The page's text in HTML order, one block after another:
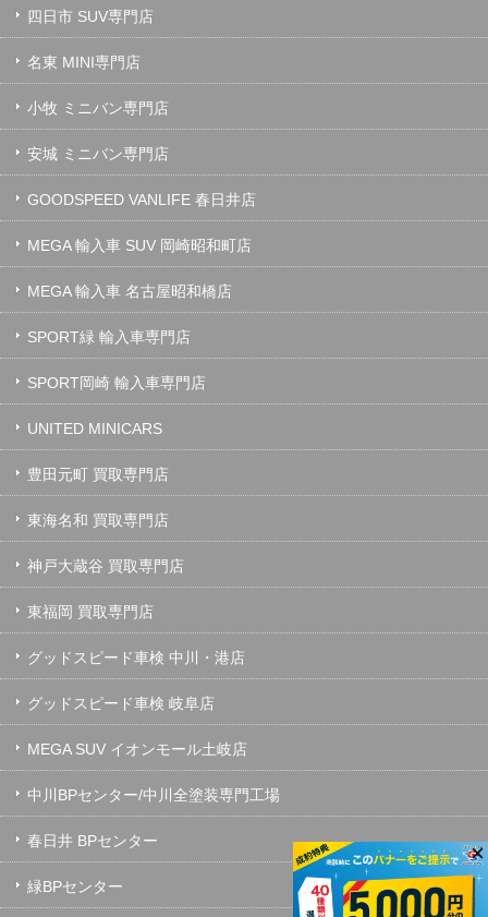
四日市 SUV専門店
名東 MINI専門店
小牧 ミニバン専門店
安城 ミニバン専門店
GOODSPEED VANLIFE 春日井店
MEGA 輸入車 SUV 岡崎昭和町店
MEGA 輸入車 名古屋昭和橋店
SPORT緑 輸入車専門店
SPORT岡崎 輸入車専門店
UNITED MINICARS
豊田元町 買取専門店
東海名和 買取専門店
神戸大蔵谷 買取専門店
東福岡 買取専門店
グッドスピード車検 中川・港店
グッドスピード車検 岐阜店
MEGA SUV イオンモール土岐店
中川BPセンター/中川全塗装専門工場
春日井 BPセンター
緑BPセンター
×